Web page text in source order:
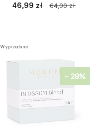
46,99 zł 64,00 zł
- 28%
Wyprzedane